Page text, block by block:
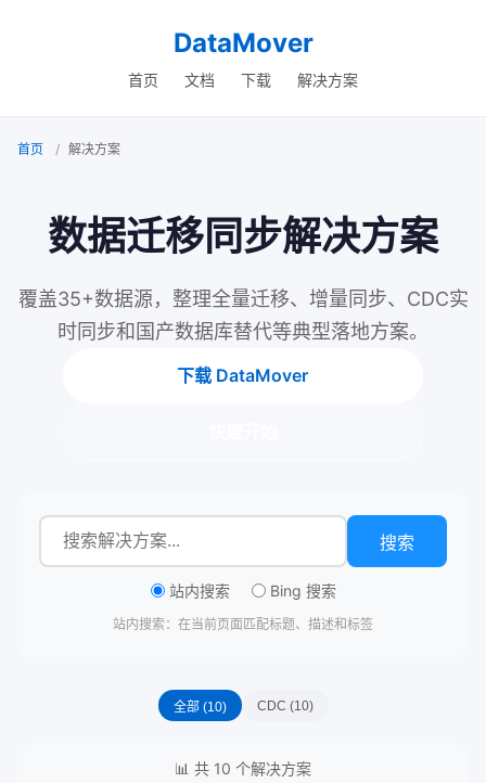
DataMover
首页 文档 下载 解决方案
首页 解决方案
数据迁移同步解决方案
覆盖35+数据源，整理全量迁移、增量同步、CDC实
时同步和国产数据库替代等典型落地方案。
下载 DataMover
搜索
站内搜索 Bing 搜索
站内搜索：在当前页面匹配标题、描述和标签
全部 (10) CDC (10)
📊 共 10 个解决方案